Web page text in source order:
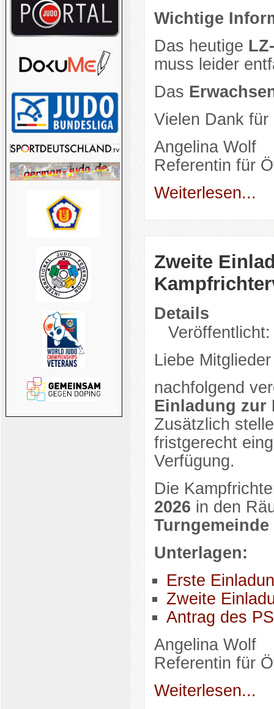
Wichtige
Das heutige
muss leider
Das
Vielen Dank für
Angelina Wolf
Referentin für
Weiterlesen...
Zweite
Details
Liebe
nachfolgend
Einladung zur
Zusätzlich
fristgerecht
Verfügung.
Die
2026 in den
Turngemeinde
Unterlagen:
Erste
Zweite
Antrag des
Angelina Wolf
Referentin für
Weiterlesen...